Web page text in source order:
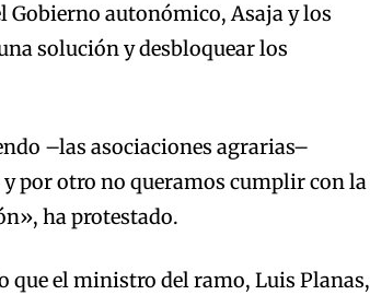
Gobierno autonómico, Asaja y los
solución y desbloquear los
–las asociaciones agrarias–
por otro no queramos cumplir con la
ha protestado.
que el ministro del ramo, Luis Planas,